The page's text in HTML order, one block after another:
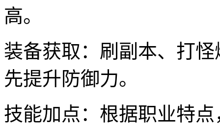
高。
装备获取：刷副本、打
先提升防御力。
技能加点：根据职业特